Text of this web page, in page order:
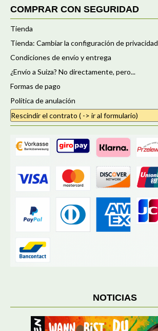
COMPRAR CON SEGURIDAD
Tienda
Tienda: Cambiar la configuración de privacidad
Condiciones de envío y entrega
¿Envío a Suiza? No directamente, pero...
Formas de pago
Política de anulación
Rescindir el contrato ( -> ir al formulario)
NOTICIAS